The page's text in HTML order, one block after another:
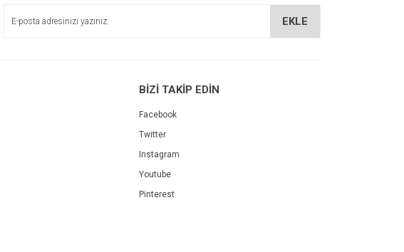
EKLE
BİZİ TAKİP EDİN
Facebook
Twitter
Instagram
Youtube
Pinterest